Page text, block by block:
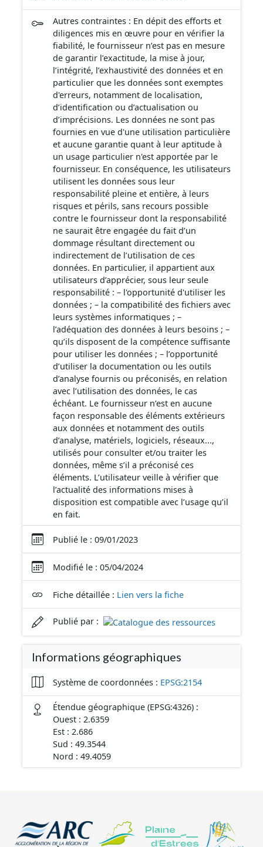
Autres contraintes : En dépit des efforts et
diligences mis en œuvre pour en vérifier la
fiabilité, le fournisseur n’est pas en mesure
de garantir l’exactitude, la mise à jour,
l’intégrité, l’exhaustivité des données et en
particulier que les données sont exemptes
d'erreurs, notamment de localisation,
d’identification ou d’actualisation ou
d’imprécisions. Les données ne sont pas
fournies en vue d'une utilisation particulière
et aucune garantie quant à leur aptitude à
un usage particulier n'est apportée par le
fournisseur. En conséquence, les utilisateurs
utilisent les données sous leur
responsabilité pleine et entière, à leurs
risques et périls, sans recours possible
contre le fournisseur dont la responsabilité
ne saurait être engagée du fait d’un
dommage résultant directement ou
indirectement de l’utilisation de ces
données. En particulier, il appartient aux
utilisateurs d’apprécier, sous leur seule
responsabilité : – l'opportunité d'utiliser les
données ; – la compatibilité des fichiers avec
leurs systèmes informatiques ; –
l’adéquation des données à leurs besoins ; –
qu’ils disposent de la compétence suffisante
pour utiliser les données ; – l’opportunité
d’utiliser la documentation ou les outils
d’analyse fournis ou préconisés, en relation
avec l’utilisation des données, le cas
échéant. Le fournisseur n’est en aucune
façon responsable des éléments extérieurs
aux données et notamment des outils
d’analyse, matériels, logiciels, réseaux...,
utilisés pour consulter et/ou traiter les
données, même s’il a préconisé ces
éléments. L’utilisateur veille à vérifier que
l’actualité des informations mises à
disposition est compatible avec l’usage qu’il
en fait.
Publié le : 09/01/2023
Modifié le : 05/04/2024
Fiche détaillée : Lien vers la fiche
Publié par :
Informations géographiques
Système de coordonnées : EPSG:2154
Étendue géographique (EPSG:4326) :
Ouest : 2.6359
Est : 2.686
Sud : 49.3544
Nord : 49.4059